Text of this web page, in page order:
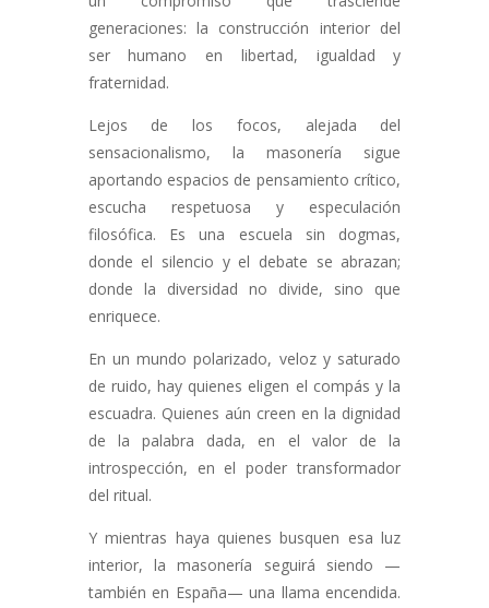
generaciones: la construcción interior del
ser humano en libertad, igualdad y
fraternidad.
Lejos de los focos, alejada del
sensacionalismo, la masonería sigue
aportando espacios de pensamiento crítico,
escucha respetuosa y especulación
filosófica. Es una escuela sin dogmas,
donde el silencio y el debate se abrazan;
donde la diversidad no divide, sino que
enriquece.
En un mundo polarizado, veloz y saturado
de ruido, hay quienes eligen el compás y la
escuadra. Quienes aún creen en la dignidad
de la palabra dada, en el valor de la
introspección, en el poder transformador
del ritual.
Y mientras haya quienes busquen esa luz
interior, la masonería seguirá siendo —
también en España— una llama encendida.